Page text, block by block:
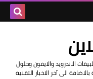
الاندرويد والايفون وحلول
الى آخر الاخبار التقنية